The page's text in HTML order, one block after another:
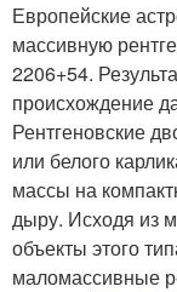
Европейские
массивную
2206+54.
происхождение
Рентгеновские
или белого
массы на
дыру. Исходя из
объекты этого
маломассивные